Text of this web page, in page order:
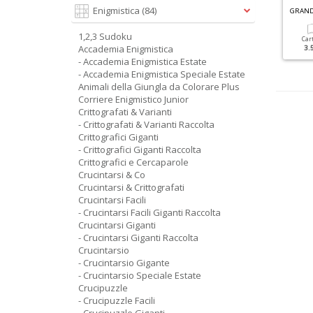
Digitale
1.50 €
FACILI CRUCIVERBA SPECIALE N.1
1.80 €
Enigmistica (84)
1,2,3 Sudoku
Accademia Enigmistica
- Accademia Enigmistica Estate
- Accademia Enigmistica Speciale Estate
Animali della Giungla da Colorare Plus
Corriere Enigmistico Junior
Crittografati & Varianti
- Crittografati & Varianti Raccolta
Crittografici Giganti
- Crittografici Giganti Raccolta
Crittografici e Cercaparole
Crucintarsi & Co
Crucintarsi & Crittografati
Crucintarsi Facili
- Crucintarsi Facili Giganti Raccolta
Crucintarsi Giganti
- Crucintarsi Giganti Raccolta
Crucintarsio
- Crucintarsio Gigante
- Crucintarsio Speciale Estate
Crucipuzzle
- Crucipuzzle Facili